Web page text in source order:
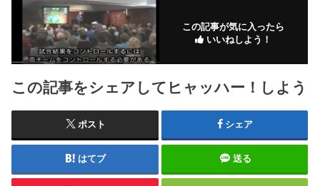
この記事が気に入ったら
いいねしよう！
この記事をシェアしてヒャッハー！しよう
ポスト シェア
はてブ 送る